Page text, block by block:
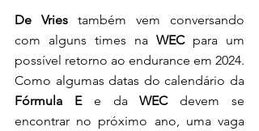
De Vries também vem conversando
com alguns times na WEC para um
possível retorno ao endurance em 2024.
Fórmula E e da WEC devem se
encontrar no próximo ano, uma vaga